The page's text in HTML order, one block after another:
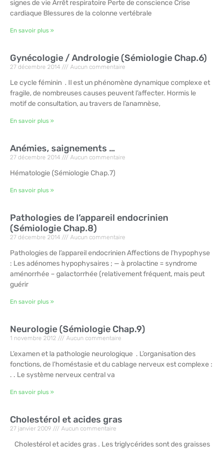
signes de vie Arrêt respiratoire Perte de conscience Crise
cardiaque Blessures de la colonne vertébrale
En savoir plus »
Gynécologie / Andrologie (Sémiologie Chap.6)
27 décembre 2014 Aucun commentaire
Le cycle féminin . Il est un phénomène dynamique complexe et
fragile, de nombreuses causes peuvent l’affecter. Hormis le
motif de consultation, au travers de l’anamnèse,
En savoir plus »
Anémies, saignements …
27 décembre 2014 Aucun commentaire
Hématologie (Sémiologie Chap.7)
En savoir plus »
Pathologies de l’appareil endocrinien
(Sémiologie Chap.8)
27 décembre 2014 Aucun commentaire
Pathologies de l’appareil endocrinien Affections de l’hypophyse
: Les adénomes hypophysaires ; — à prolactine = syndrome
aménorrhée – galactorrhée (relativement fréquent, mais peut
guérir
En savoir plus »
Neurologie (Sémiologie Chap.9)
1 novembre 2012 Aucun commentaire
L’examen et la pathologie neurologique . L’organisation des
fonctions, de l’homéstasie et du cablage nerveux est complexe :
. . Le système nerveux central va
En savoir plus »
Cholestérol et acides gras
27 janvier 2009 Aucun commentaire
Cholestérol et acides gras . Les triglycérides sont des graisses